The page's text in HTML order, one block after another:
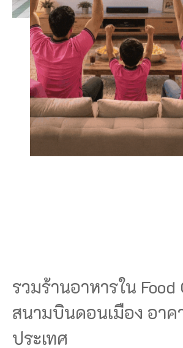
รวมร้านอาหารใน Food
สนามบินดอนเมือง อาค
ประเทศ